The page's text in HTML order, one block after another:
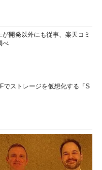
が開発以外にも従事、楽天コミ
べ
でストレージを仮想化する「S